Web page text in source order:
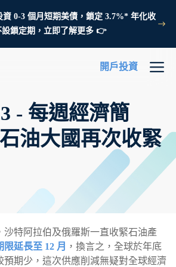
資 0-3 個月短期美債，鎖定 3.7%* 年化收
鎖定期，立即了解更多 👉
開戶投資
- 每週經濟簡
油大國再次收緊
沙特阿拉伯及俄羅斯一直收緊石油產
限延長至 12 月 ，換言之，全球於年底
預期少，這次供應削減無疑對全球經濟